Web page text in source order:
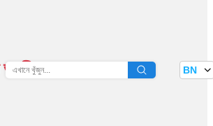
তথ্য বাতায়ন BN